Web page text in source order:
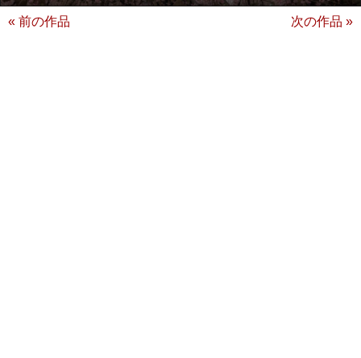
« 前の作品 次の作品 »